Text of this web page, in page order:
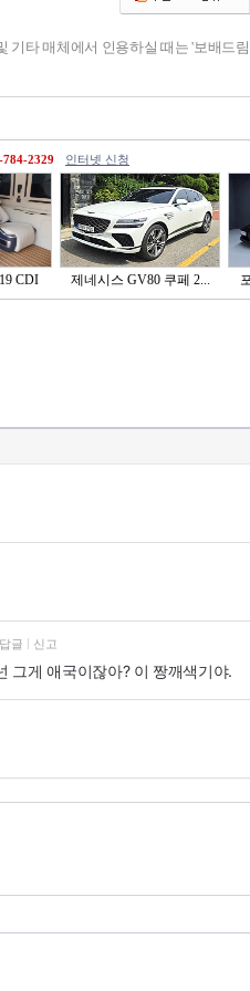
기타 매체에서 인용하실 때는 '보배드
784-2329 인터넷 신청
CDI 제네시스 GV80 쿠페 2...
답글 신고
그게 애국이잖아? 이 짱깨색기야.